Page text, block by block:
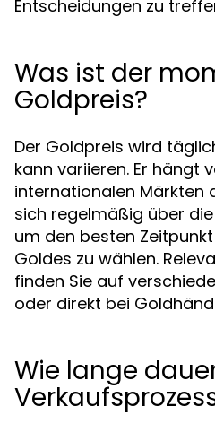
Entscheidungen zu
Was ist der
Goldpreis?
Der Goldpreis wird
kann variieren. Er hängt
internationalen Märkten
sich regelmäßig über
um den besten
Goldes zu wählen.
finden Sie auf
oder direkt bei
Wie lange